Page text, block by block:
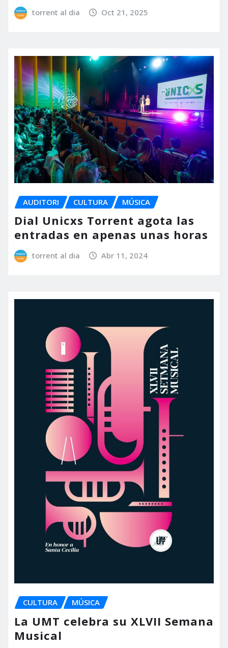
torrent al dia Oct 21, 2025
AUDITORI CULTURA MÚSICA
Dial Unicxs Torrent agota las
entradas en apenas unas horas
torrent al dia Abr 11, 2024
CULTURA MÚSICA
La UMT celebra su XLVII Semana
Musical